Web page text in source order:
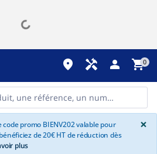
place handyman person shopping_cart0
promo BIENV202 valable pour
de 20€ HT de réduction dès
plus
×